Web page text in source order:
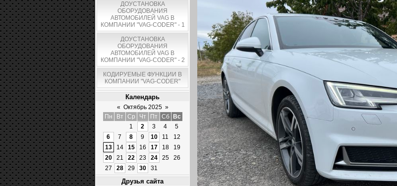
ДОУСТАНОВКА
ОБОРУДОВАНИЯ
АВТОМОБИЛЕЙ VAG В
КОМПАНИИ "VAG-CODER" - 1
ДОУСТАНОВКА
ОБОРУДОВАНИЯ
АВТОМОБИЛЕЙ VAG В
КОМПАНИИ "VAG-CODER" - 2
КОДИРУЕМЫЕ ФУНКЦИИ В
КОМПАНИИ "VAG-CODER"
Календарь
« Октябрь 2025 »
Пн
Вт Ср Чт Пт Сб
Вс
1
2 3 4
5
6
7 8 9 10 11
12
13
14 15 16 17 18
19
20
21 22 23 24 25
26
27
28 29 30 31
Друзья сайта